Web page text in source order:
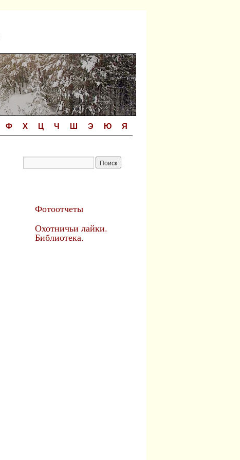
Ф Х Ц Ч Ш Э Ю Я
Фотоотчеты
Охотничьи лайки.
Библиотека.